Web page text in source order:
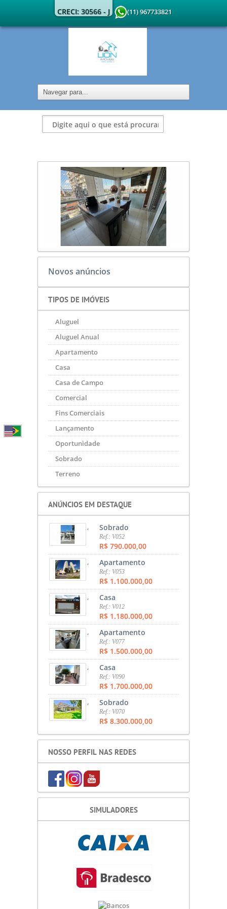
CRECI: 30566 - J (11) 967733821
Novos anúncios
TIPOS DE IMÓVEIS
Aluguel
Aluguel Anual
Apartamento
Casa
Casa de Campo
Comercial
Fins Comerciais
Lançamento
Oportunidade
Sobrado
Terreno
ANÚNCIOS EM DESTAQUE
, Sobrado
Ref.: V052
R$ 790.000,00
, Apartamento
Ref.: V053
R$ 1.100.000,00
, Casa
Ref.: V012
R$ 1.180.000,00
, Apartamento
Ref.: V077
R$ 1.500.000,00
, Casa
Ref.: V090
R$ 1.700.000,00
, Sobrado
Ref.: V070
R$ 8.300.000,00
NOSSO PERFIL NAS REDES
SIMULADORES